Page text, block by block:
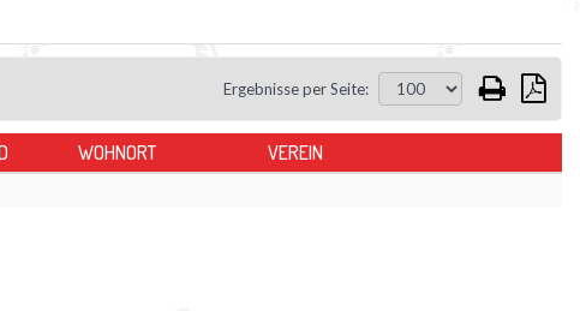
Ergebnisse per Seite:
WOHNORT VEREIN